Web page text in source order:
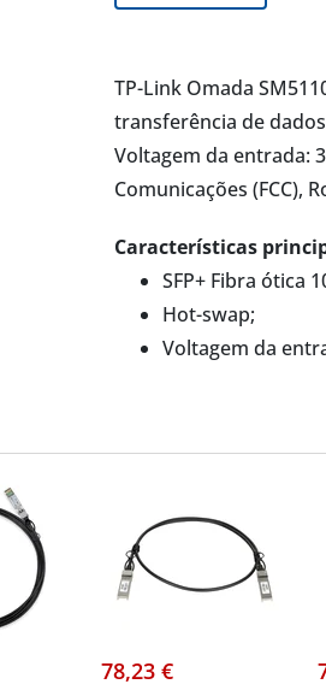
TP-Link Omada
transferência de
Voltagem da entrada:
Comunicações (FCC),
Características
SFP+ Fibra ótica
Hot-swap;
Voltagem da
78,23 €